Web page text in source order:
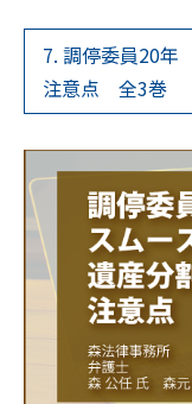
7. 調停委員20年
注意点 全3巻